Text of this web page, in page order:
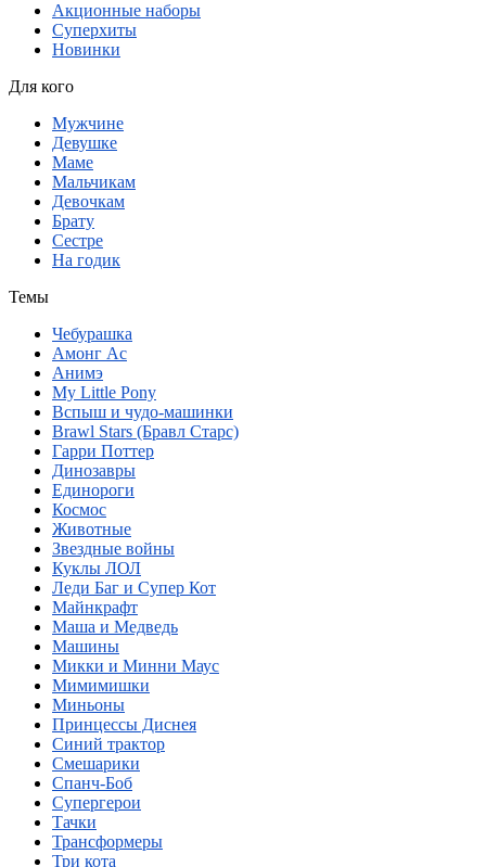
Акционные наборы
Суперхиты
Новинки
Для кого
Мужчине
Девушке
Маме
Мальчикам
Девочкам
Брату
Сестре
На годик
Темы
Чебурашка
Амонг Ас
Анимэ
My Little Pony
Вспыш и чудо-машинки
Brawl Stars (Бравл Старс)
Гарри Поттер
Динозавры
Единороги
Космос
Животные
Звездные войны
Куклы ЛОЛ
Леди Баг и Супер Кот
Майнкрафт
Маша и Медведь
Машины
Микки и Минни Маус
Мимимишки
Миньоны
Принцессы Диснея
Синий трактор
Смешарики
Спанч-Боб
Супергерои
Тачки
Трансформеры
Три кота